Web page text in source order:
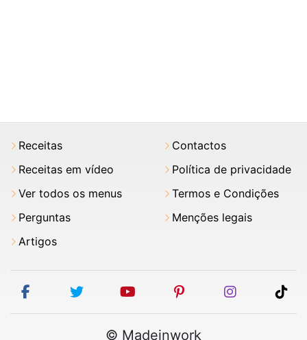
Receitas
Receitas em vídeo
Ver todos os menus
Perguntas
Artigos
Contactos
Política de privacidade
Termos e Condições
Menções legais
facebooktwitter youtubepinterestinstagram
© Madeinwork